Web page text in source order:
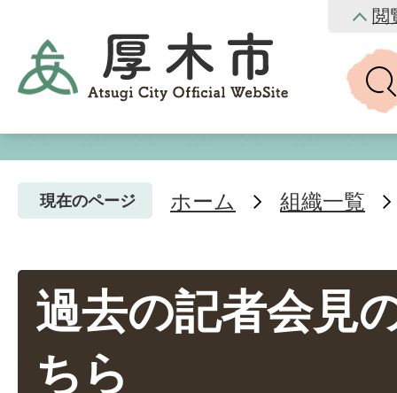
閲
現在のページ ホーム 組織一覧
過去の記者会見
ちら